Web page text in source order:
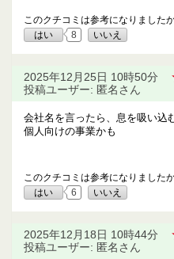
このクチコミは参考になりました
はい
8 いいえ
2025年12月25日 10時50分
投稿ユーザー: 匿名さん
会社名を言ったら、息を吸い込
個人向けの事業かも
このクチコミは参考になりました
はい
6 いいえ
2025年12月18日 10時44分
投稿ユーザー: 匿名さん